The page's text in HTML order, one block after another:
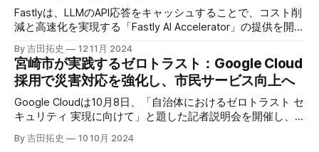
Fastlyは、LLMのAPI応答をキャッシュすることで、コスト削
減と高速化を実現する「Fastly AI Accelerator」の提供を開始
した。キップ・コンプトン最高プロダクト責任者（CPO）
は、類似した質問への応答を再利用し、効率的な処理を可能
にすると説明した。さらに、コンプトンは、エッジコンピュ
ーティングの利点を活かしたパーソナライズや、エッジにお
けるGPUの経済性、セキュリティへの取り組みなど、Fastly
のAI戦略について語った。
By 吉田拓史 12 11月 2024
宮崎市が実践するゼロトラスト：Google Cloud
採用で災害対応を強化し、市民サービス向上へ
Google Cloudは10月8日、「自治体におけるゼロトラスト セ
キュリティ 実現に向けて」と題した記者説明会を開催し、
自治体向けにゼロトラストセキュリティ導入を支援するプロ
グラムを発表した。宮崎市の事例では、Google Workspace
By 吉田拓史 10 10月 2024